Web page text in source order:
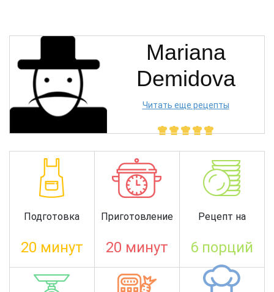
Mariana
Demidova
Читать еще рецепты
Подготовка
20 минут
Приготовление
20 минут
Рецепт на
6 порций